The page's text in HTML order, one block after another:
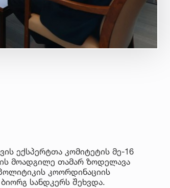
ექსპერტთა კომიტეტის მე-16
მოადგილე თამარ ზოდელავა
კოორდინაციის
სანდკერს შეხვდა.